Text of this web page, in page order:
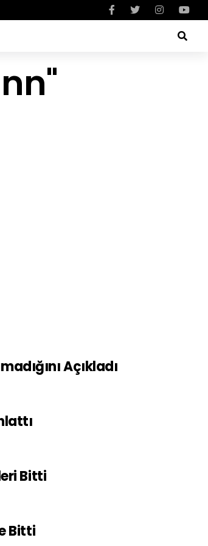
Açıkladı
Bitti
Bitti